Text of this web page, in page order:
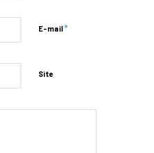
E-mail*
Site